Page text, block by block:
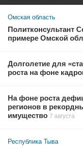
Омская область
Политконсультант
примере Омской
Долголетие для
роста на фоне
На фоне роста
регионов в
имущество 7 августа
Республика Тыва